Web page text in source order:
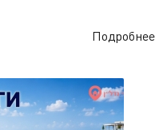
Подробнее